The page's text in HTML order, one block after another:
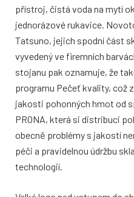
přístroj, čistá voda na mytí
jednorázové rukavice.
Tatsuno, jejich spodní část
vyvedený ve firemních
stojanu pak oznamuje, že
programu Pečeť kvality, což
jakosti pohonných hmot od
PRONA, která si distribuci
obecně problémy s jakostí
péči a pravidelnou údržbu
technologií.